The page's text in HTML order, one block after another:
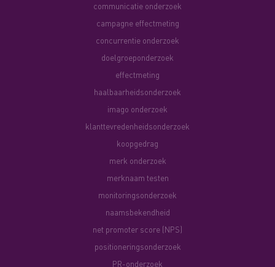
communicatie onderzoek
campagne effectmeting
concurrentie onderzoek
doelgroeponderzoek
effectmeting
haalbaarheidsonderzoek
imago onderzoek
klanttevredenheidsonderzoek
koopgedrag
merk onderzoek
merknaam testen
monitoringsonderzoek
naamsbekendheid
net promoter score (NPS)
positioneringsonderzoek
PR-onderzoek